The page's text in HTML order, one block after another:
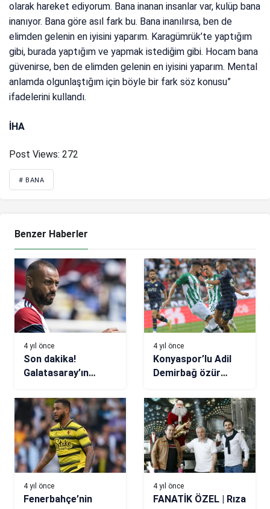
olarak hareket ediyorum. Bana inanan insanlar var, kulüp bana
inanıyor. Bana göre asıl fark bu. Bana inanılırsa, ben de
elimden gelenin en iyisini yaparım. Karagümrük’te yaptığım
gibi, burada yaptığım ve yapmak istediğim gibi. Hocam bana
güvenirse, ben de elimden gelenin en iyisini yaparım. Mental
anlamda olgunlaştığım için böyle bir fark söz konusu”
ifadelerini kullandı.
İHA
Post Views: 272
# BANA
Benzer Haberler
4 yıl önce
Son dakika!
Galatasaray’ın
Pedro için flaş
açıklama
4 yıl önce
Konyaspor’lu Adil
Demirbağ özür
4 yıl önce
Fenerbahçe’nin
4 yıl önce
FANATİK ÖZEL | Rıza